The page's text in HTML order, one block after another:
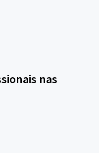
nas